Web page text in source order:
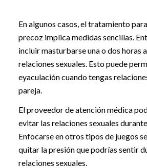
En algunos casos, el tratamiento
precoz implica medidas sencillas.
incluir masturbarse una o dos horas
relaciones sexuales. Esto puede
eyaculación cuando tengas
pareja.
El proveedor de atención médica
evitar las relaciones sexuales
Enfocarse en otros tipos de juegos
quitar la presión que podrías sentir
relaciones sexuales.